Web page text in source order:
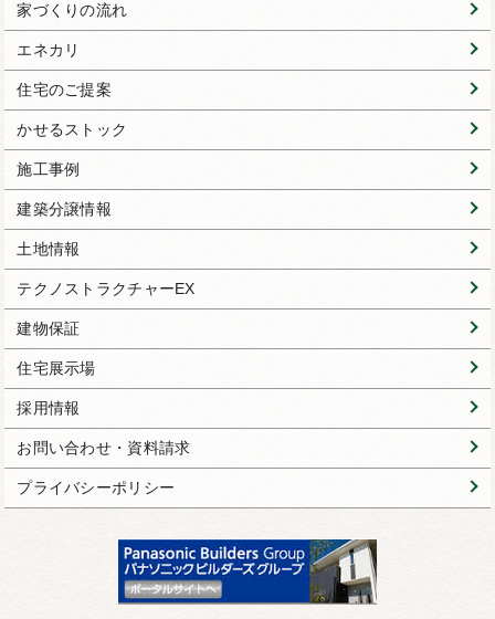
家づくりの流れ
エネカリ
住宅のご提案
かせるストック
施工事例
建築分譲情報
土地情報
テクノストラクチャーEX
建物保証
住宅展示場
採用情報
お問い合わせ・資料請求
プライバシーポリシー